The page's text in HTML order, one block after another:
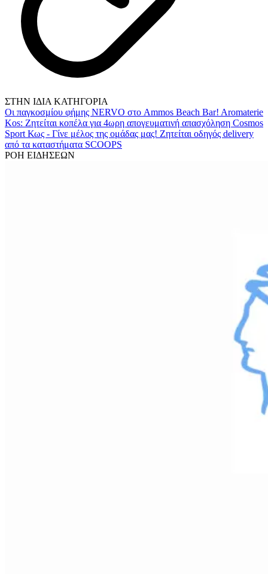
ΣΤΗΝ ΙΔΙΑ ΚΑΤΗΓΟΡΙΑ
Οι παγκοσμίου φήμης NERVO στο Ammos Beach Bar! Aromaterie
Kos: Ζητείται κοπέλα για 4ωρη απογευματινή απασχόληση Cosmos
Sport Κως - Γίνε μέλος της ομάδας μας! Ζητείται οδηγός delivery
από τα καταστήματα SCOOPS
ΡΟΗ ΕΙΔΗΣΕΩΝ